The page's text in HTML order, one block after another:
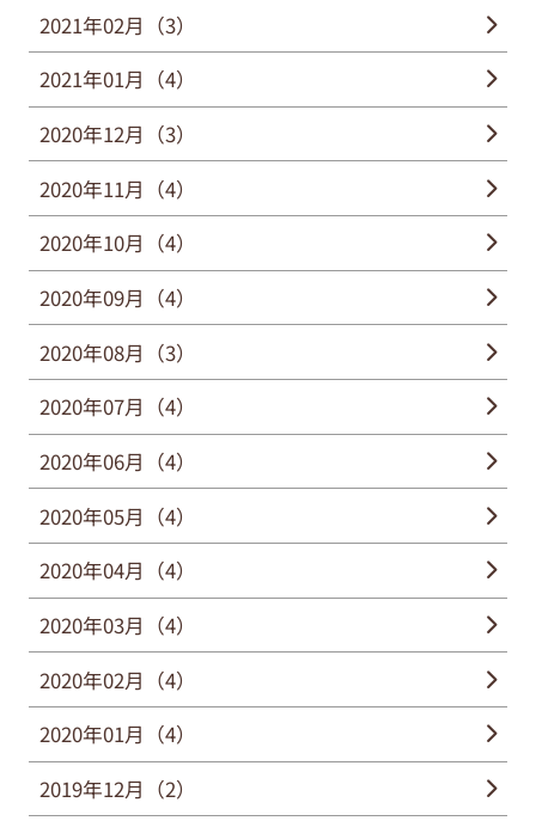
2021年02月（3）
2021年01月（4）
2020年12月（3）
2020年11月（4）
2020年10月（4）
2020年09月（4）
2020年08月（3）
2020年07月（4）
2020年06月（4）
2020年05月（4）
2020年04月（4）
2020年03月（4）
2020年02月（4）
2020年01月（4）
2019年12月（2）